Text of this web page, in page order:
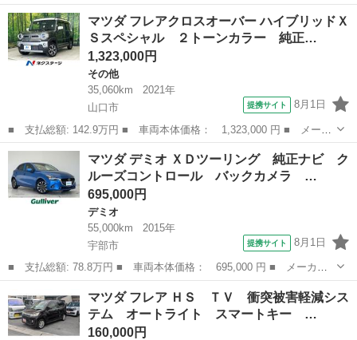
名： マツダ ■ 車種名： フレア ■ グレード名： ＨＳ ナビ
レーダーブレーキサポート シートヒーター スマートキー ドラレ
コ ＥＴＣ ...
山口 山口市 その他
マツダ フレアクロスオーバー ハイブリッドＸ
Ｓスペシャル ２トーンカラー 純正…
1,323,000円
その他
35,060km
2021年
山口市
提携サイト 8月1日
■ 支払総額: 142.9万円 ■ 車両本体価格： 1,323,000 円 ■ メーカ
ー名： マツダ ■ 車種名： フレアクロスオーバー ■ グレード
名： ハイブリッドＸＳスペシャル ２トーンカラー 純正８型ナ
ビ 全周囲カ...
山口 山口市 その他
マツダ デミオ ＸＤツーリング 純正ナビ ク
ルーズコントロール バックカメラ …
695,000円
デミオ
55,000km
2015年
宇部市
提携サイト 8月1日
■ 支払総額: 78.8万円 ■ 車両本体価格： 695,000 円 ■ メーカー
名： マツダ ■ 車種名： デミオ ■ グレード名： ＸＤツーリン
グ 純正ナビ クルーズコントロール バックカメラ ヘッドアップ
ディスプレイ...
デミオ
マツダ フレア ＨＳ ＴＶ 衝突被害軽減シス
テム オートライト スマートキー …
160,000円